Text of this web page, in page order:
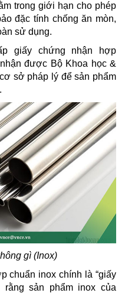
trong giới hạn cho phép
đặc tính chống ăn mòn,
sử dụng.
giấy chứng nhận hợp
được Bộ Khoa học &
sở pháp lý để sản phẩm
gì (Inox)
chuẩn inox chính là “giấy
rằng sản phẩm inox của